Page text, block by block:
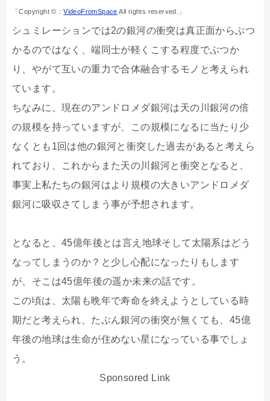
「Copyright ©：VideoFromSpace All rights reserved.」
シュミレーションでは2の銀河の衝突は真正面からぶつ
かるのではなく、端同士が軽くこする程度でぶつか
り、やがて互いの重力で合体融合するモノと考えられ
ています。
ちなみに、現在のアンドロメダ銀河は天の川銀河の倍
の規模を持っていますが、この規模になるに当たり少
なくとも1回は他の銀河と衝突した過去があると考えら
れており、これからまた天の川銀河と衝突となると、
事実上私たちの銀河はより規模の大きいアンドロメダ
銀河に吸収さてしまう事が予想されます。
となると、45億年後とは言え地球そして太陽系はどう
なってしまうのか？と少し心配になったりもします
が、そこは45億年後の遥か未来の話です。
この頃は、太陽も晩年で寿命を終えようとしている時
期だと考えられ、たぶん銀河の衝突が無くても、45億
年後の地球は生命が住めない星になっている事でしょ
う。
Sponsored Link